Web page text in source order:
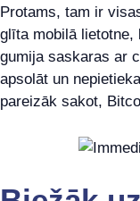
Protams, tam ir
glīta mobilā
gumija saskaras ar
apsolāt un
pareizāk sakot,